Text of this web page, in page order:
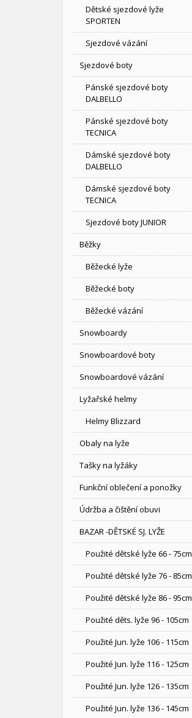
Dětské sjezdové lyže
SPORTEN
Sjezdové vázání
Sjezdové boty
Pánské sjezdové boty
DALBELLO
Pánské sjezdové boty
TECNICA
Dámské sjezdové boty
DALBELLO
Dámské sjezdové boty
TECNICA
Sjezdové boty JUNIOR
Běžky
Běžecké lyže
Běžecké boty
Běžecké vázání
Snowboardy
Snowboardové boty
Snowboardové vázání
Lyžařské helmy
Helmy Blizzard
Obaly na lyže
Tašky na lyžáky
Funkční oblečení a ponožky
Údržba a čištění obuvi
BAZAR -DĚTSKÉ SJ. LYŽE
Použité dětské lyže 66 - 75cm
Použité dětské lyže 76 - 85cm
Použité dětské lyže 86 - 95cm
Použité děts. lyže 96 - 105cm
Použité Jun. lyže 106 - 115cm
Použité Jun. lyže 116 - 125cm
Použité Jun. lyže 126 - 135cm
Použité Jun. lyže 136 - 145cm